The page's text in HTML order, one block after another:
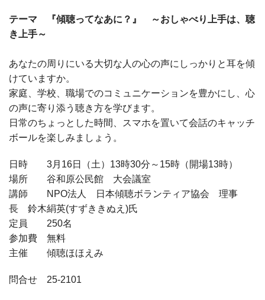
テーマ 『傾聴ってなあに？』 ～おしゃべり上手は、聴
き上手～
あなたの周りにいる大切な人の心の声にしっかりと耳を傾
けていますか。
家庭、学校、職場でのコミュニケーションを豊かにし、心
の声に寄り添う聴き方を学びます。
日常のちょっとした時間、スマホを置いて会話のキャッチ
ボールを楽しみましょう。
日時 3月16日（土）13時30分～15時（開場13時）
場所 谷和原公民館 大会議室
講師 NPO法人 日本傾聴ボランティア協会 理事
長 鈴木絹英(すずききぬえ)氏
定員 250名
参加費 無料
主催 傾聴ほほえみ
問合せ 25-2101